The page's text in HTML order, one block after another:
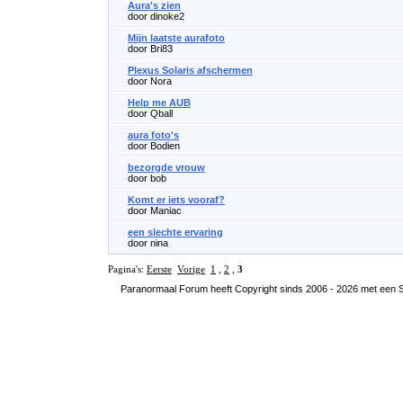
Aura's zien
door dinoke2
Mijn laatste aurafoto
door Bri83
Plexus Solaris afschermen
door Nora
Help me AUB
door Qball
aura foto's
door Bodien
bezorgde vrouw
door bob
Komt er iets vooraf?
door Maniac
een slechte ervaring
door nina
Pagina's: Eerste Vorige 1 2
3
Paranormaal Forum heeft Copyright sinds 2006 - 2026 met een